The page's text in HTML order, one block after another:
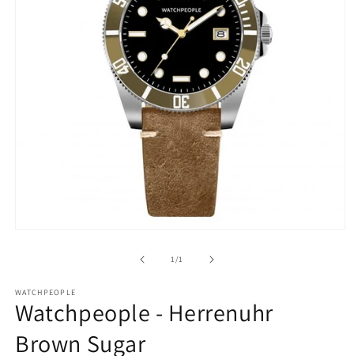
1/von
1
WATCHPEOPLE
Watchpeople - Herrenuhr
Brown Sugar